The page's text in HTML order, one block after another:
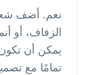
نعم. أضف
الزفاف، أو
تمامًا مع